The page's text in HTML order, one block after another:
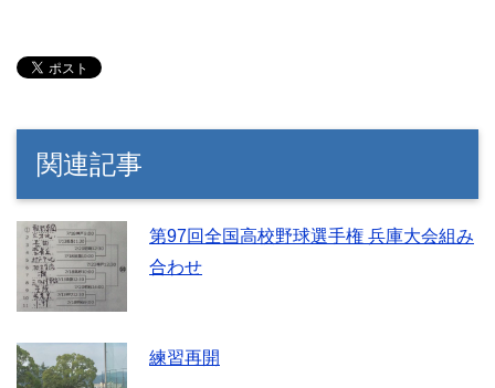
関連記事
第97回全国高校野球選手権 兵庫大会組み
合わせ
練習再開